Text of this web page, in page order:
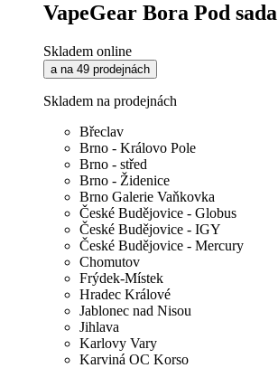
VapeGear Bora Pod sada
Skladem online
a na 49 prodejnách
Skladem na prodejnách
Břeclav
Brno - Královo Pole
Brno - střed
Brno - Židenice
Brno Galerie Vaňkovka
České Budějovice - Globus
České Budějovice - IGY
České Budějovice - Mercury
Chomutov
Frýdek-Místek
Hradec Králové
Jablonec nad Nisou
Jihlava
Karlovy Vary
Karviná OC Korso